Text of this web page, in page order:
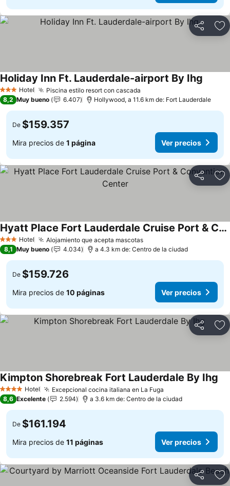
Compartir
3 Estrellas
Hotel Piscina estilo resort con cascada
Holiday Inn Ft. Lauderdale-airport By Ihg
8,2 Muy bueno 6.407 Hollywood, a 11.6 km de: Fort Lauderdale
De $159.357
Mira precios de 1 página Ver precios
Compartir
3 Estrellas
Hotel Alojamiento que acepta mascotas
Hyatt Place Fort Lauderdale Cruise Port & Convention Center
8,1 Muy bueno 4.034 a 4.3 km de: Centro de la ciudad
De $159.726
Mira precios de 10 páginas Ver precios
Compartir
4 EstrellasHotel Excepcional cocina italiana en La Fuga
Kimpton Shorebreak Fort Lauderdale By Ihg
8,6 Excelente 2.594 a 3.6 km de: Centro de la ciudad
De $161.194
Mira precios de 11 páginas Ver precios
Compartir